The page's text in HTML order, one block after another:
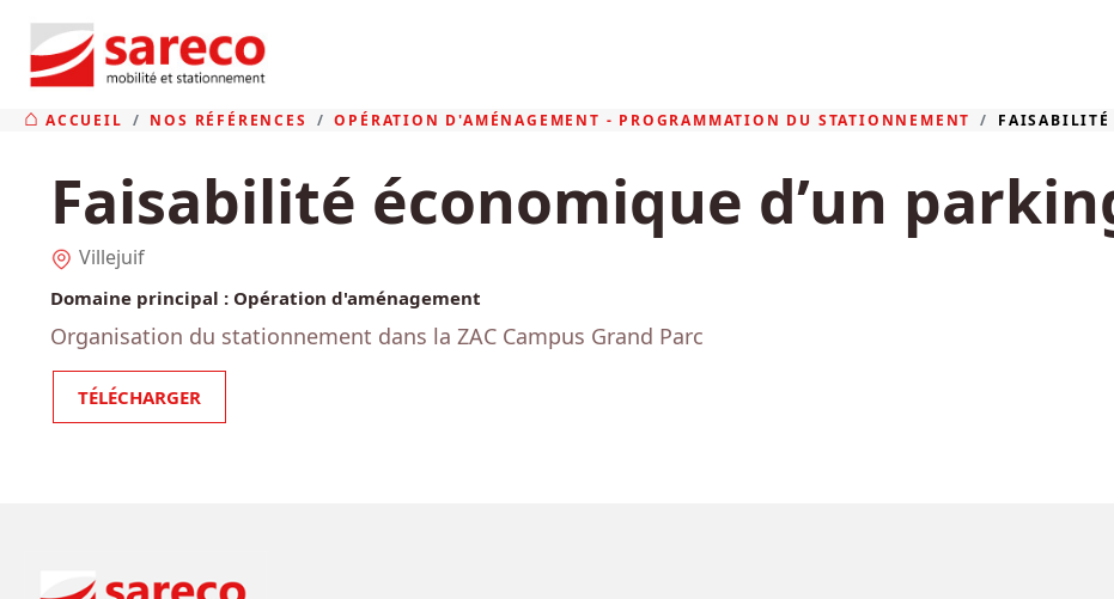
ACCUEIL NOS RÉFÉRENCES OPÉRATION D'AMÉNAGEMENT - PROGRAMMATION DU STATIONNEMENT FAISABILITÉ
Faisabilité économique d’un
Villejuif
Domaine principal : Opération d'aménagement
Organisation du stationnement dans la ZAC Campus Grand Parc
TÉLÉCHARGER